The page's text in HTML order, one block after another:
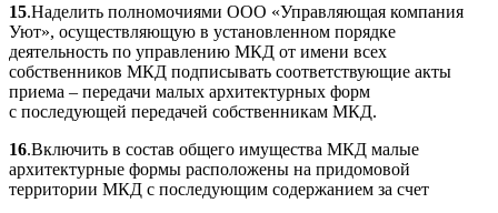
15.Наделить полномочиями ООО «Управляющая компания
Уют», осуществляющую в установленном порядке
деятельность по управлению МКД от имени всех
собственников МКД подписывать соответствующие акты
приема – передачи малых архитектурных форм
с последующей передачей собственникам МКД.
16.Включить в состав общего имущества МКД малые
архитектурные формы расположены на придомовой
территории МКД с последующим содержанием за счет